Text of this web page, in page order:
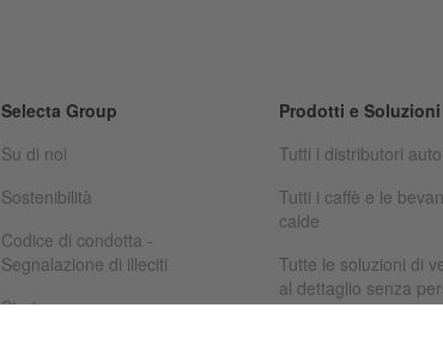
Selecta Group
Su di noi
Sostenibilità
Codice di condotta -
Segnalazione di illeciti
Stories
Prodotti e Soluzioni
Tutti i distributori
Tutti i caffè e le
calde
Tutte le soluzioni di
al dettaglio senza